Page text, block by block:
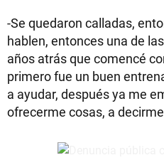
-Se quedaron calladas,
hablen, entonces una de
años atrás que comencé
primero fue un buen
a ayudar, después ya me
ofrecerme cosas, a